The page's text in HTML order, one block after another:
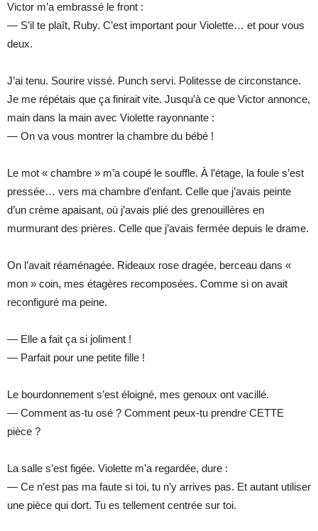
Victor m’a embrassé le front :
— S’il te plaît, Ruby. C’est important pour Violette… et pour vous
deux.
J’ai tenu. Sourire vissé. Punch servi. Politesse de circonstance.
Je me répétais que ça finirait vite. Jusqu’à ce que Victor annonce,
main dans la main avec Violette rayonnante :
— On va vous montrer la chambre du bébé !
Le mot « chambre » m’a coupé le souffle. À l’étage, la foule s’est
pressée… vers ma chambre d’enfant. Celle que j’avais peinte
d’un crème apaisant, où j’avais plié des grenouillères en
murmurant des prières. Celle que j’avais fermée depuis le drame.
On l’avait réaménagée. Rideaux rose dragée, berceau dans «
mon » coin, mes étagères recomposées. Comme si on avait
reconfiguré ma peine.
— Elle a fait ça si joliment !
— Parfait pour une petite fille !
Le bourdonnement s’est éloigné, mes genoux ont vacillé.
— Comment as-tu osé ? Comment peux-tu prendre CETTE
pièce ?
La salle s’est figée. Violette m’a regardée, dure :
— Ce n’est pas ma faute si toi, tu n’y arrives pas. Et autant utiliser
une pièce qui dort. Tu es tellement centrée sur toi.